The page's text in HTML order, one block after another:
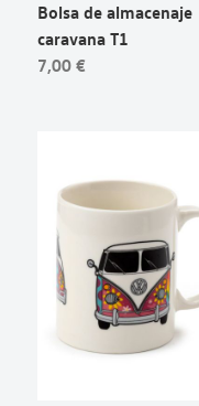
Bolsa de almacenaje
caravana T1
7,00 €